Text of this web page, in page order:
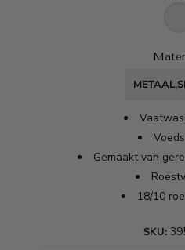
Gemaakt van
18/10
SKU: